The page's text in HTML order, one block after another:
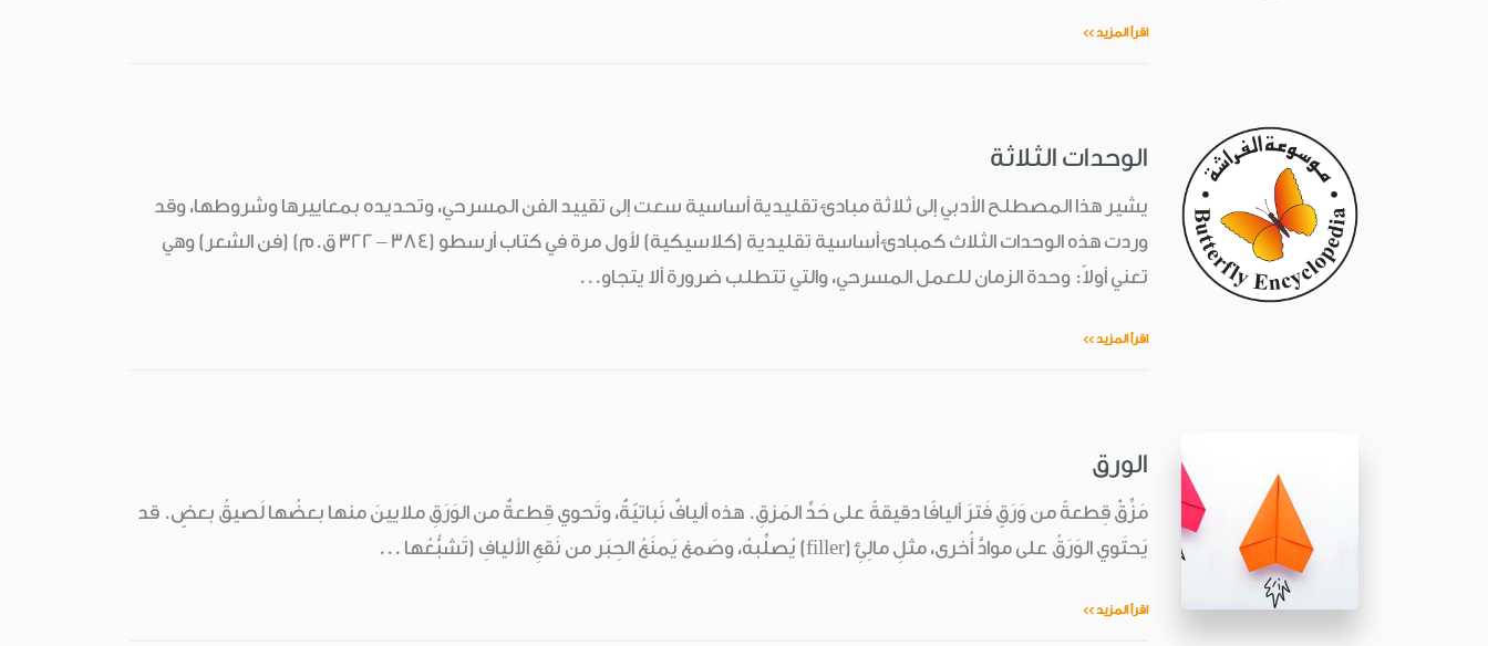
اقرأ المزيد >>
الوحدات الثلاثة
يشير هذا المصطلح الأدبي إلى ثلاثة مبادئ تقليدية أساسية سعت إلى تقييد الفن المسرحي، وتحديده بمعاييرها وشروطها، وقد
وردت هذه الوحدات الثلاث كمبادئ أساسية تقليدية (كلاسيكية) لأول مرة في كتاب أرسطو (384 – 322 ق.م) (فن الشعر) وهي
تعني أولاً: وحدة الزمان للعمل المسرحي، والتي تتطلب ضرورة ألا يتجاو...
اقرأ المزيد >>
الورق
مَزِّقْ قِطعةً من وَرَقٍ فَترَ أليافًا دقيقةً على حَدِّ المَزقِ. هذه أليافٌ نَباتيّةٌ، وتَحوي قِطعةٌ من الوَرَقِ ملايينَ منها بعضُها لَصيقُ بعضٍ. قد
يَحتَوي الوَرَقُ على موادَّ أُخرى، مثلِ مالِئِ (filler) يُصلِّبهُ، وصَمغ يَمنَعُ الحِبَر من نَقعِ الأليافِ (تَشبُّعُها ...
اقرأ المزيد >>